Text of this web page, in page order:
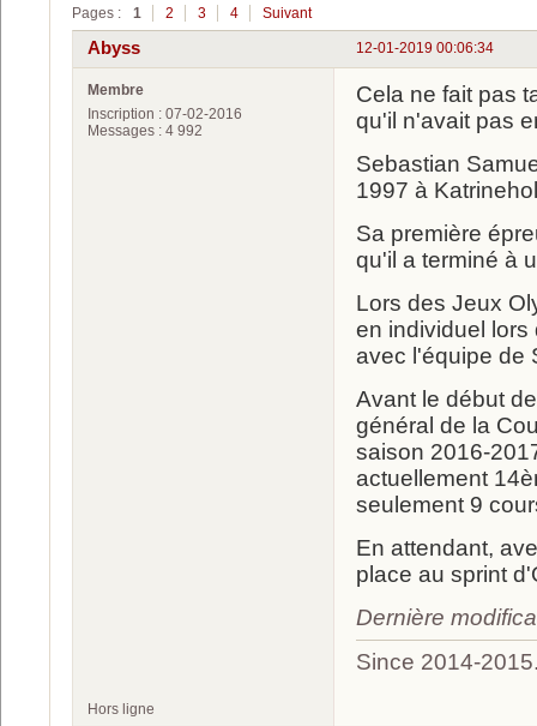
Pages : 1 2 3 4 Suivant
12-01-2019 00:06:34
Abyss
Membre
Inscription : 07-02-2016
Messages : 4 992
Cela ne fait pas
qu'il n'avait pas
Sebastian
1997 à
Sa première
qu'il a terminé à
Lors des Jeux
en individuel lors
avec l'équipe de
Avant le début
général de la
saison 2016-
actuellement
seulement 9
En attendant,
place au sprint
Dernière
Since 2014-
Hors ligne